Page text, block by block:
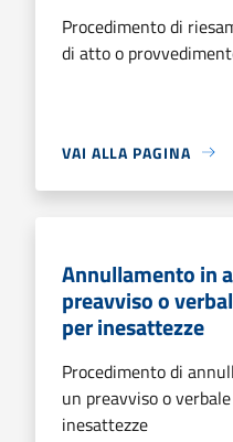
Procedimento di
di atto o
VAI ALLA PAGINA
Annullamento in
preavviso o
per inesattezze
Procedimento di
un preavviso o
inesattezze